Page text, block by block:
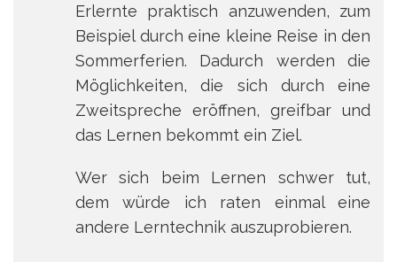
Erlernte praktisch anzuwenden, zum
Beispiel durch eine kleine Reise in den
Sommerferien. Dadurch werden die
Möglichkeiten, die sich durch eine
Zweitspreche eröffnen, greifbar und
das Lernen bekommt ein Ziel.
Wer sich beim Lernen schwer tut,
dem würde ich raten einmal eine
andere Lerntechnik auszuprobieren.